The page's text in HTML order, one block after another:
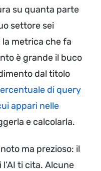
su quanta parte
settore sei
metrica che fa
è grande il buco
dal titolo
di query
appari nelle
e calcolarla.
ma prezioso: il
ti cita. Alcune